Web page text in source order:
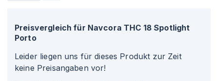
Preisvergleich für Navcora THC 18 Spotlight
Porto
Leider liegen uns für dieses Produkt zur Zeit
keine Preisangaben vor!